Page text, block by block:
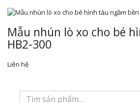
Mẫu nhún lò xo cho bé
HB2-300
Liên hệ